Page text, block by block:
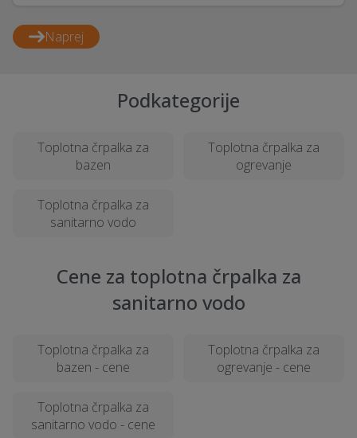
Naprej
Podkategorije
Toplotna črpalka za
bazen
Toplotna črpalka za
ogrevanje
Toplotna črpalka za
sanitarno vodo
Cene za toplotna črpalka za
sanitarno vodo
Toplotna črpalka za
bazen - cene
Toplotna črpalka za
ogrevanje - cene
Toplotna črpalka za
sanitarno vodo - cene